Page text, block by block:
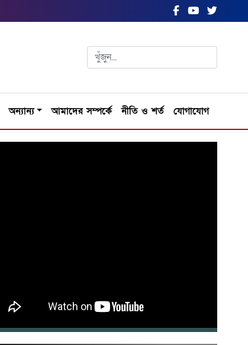
অন্যান্য আমাদের সম্পর্কে নীতি ও শর্ত যোগাযোগ